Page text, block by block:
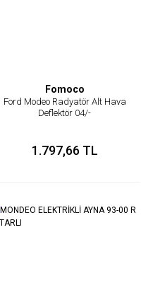
Fomoco
Ford Modeo Radyatör Alt Hava
Deflektör 04/-
1.797,66 TL